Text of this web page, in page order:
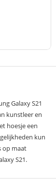
Galaxy S21
kunstleer en
hoesje een
kun
op maat
S21.